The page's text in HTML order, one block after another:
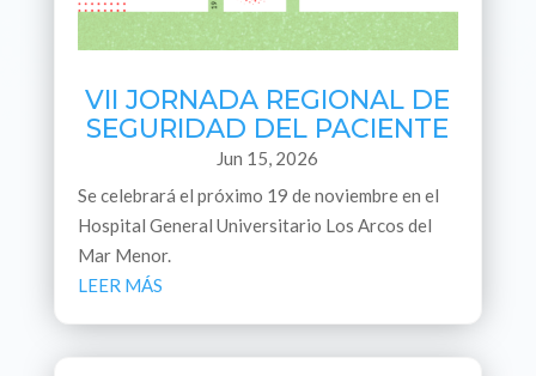
VII JORNADA REGIONAL DE
SEGURIDAD DEL PACIENTE
Jun 15, 2026
Se celebrará el próximo 19 de noviembre en el
Hospital General Universitario Los Arcos del
Mar Menor.
LEER MÁS